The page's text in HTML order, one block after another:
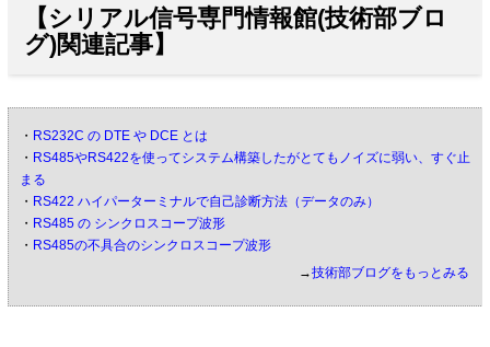
【シリアル信号専門情報館(技術部ブロ
グ)関連記事】
・ RS232C の DTE や DCE とは
・ RS485やRS422を使ってシステム構築したがとてもノイズに弱い、すぐ止
まる
・ RS422 ハイパーターミナルで自己診断方法（データのみ）
・ RS485 の シンクロスコープ波形
・ RS485の不具合のシンクロスコープ波形
→技術部ブログをもっとみる